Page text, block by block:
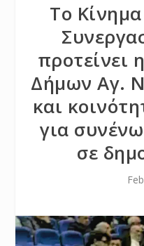
Το
Δήμων Αγ.
και
για
σε